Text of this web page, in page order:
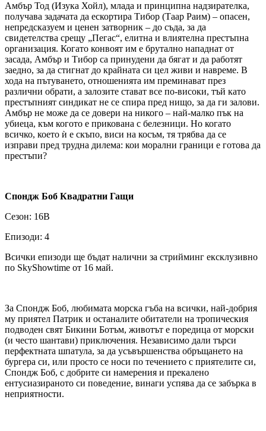
Амбър Тод (Изука Хойл), млада и принципна надзирателка,
получава задачата да ескортира Тибор (Таар Раим) – опасен,
непредсказуем и ценен затворник – до съда, за да
свидетелства срещу „Пегас“, елитна и влиятелна престъпна
организация. Когато конвоят им е брутално нападнат от
засада, Амбър и Тибор са принудени да бягат и да работят
заедно, за да стигнат до крайната си цел живи и навреме. В
хода на пътуването, отношенията им преминават през
различни обрати, а залозите стават все по-високи, тъй като
престъпният синдикат не се спира пред нищо, за да ги залови.
Амбър не може да се довери на никого – най-малко пък на
убиеца, към когото е прикована с белезници. Но когато
всичко, което ѝ е скъпо, виси на косъм, тя трябва да се
изправи пред трудна дилема: кои морални граници е готова да
престъпи?
Спондж Боб Квадратни Гащи
Сезон: 16В
Епизоди: 4
Всички епизоди ще бъдат налични за стрийминг ексклузивно
по SkyShowtime от 16 май.
За Спондж Боб, любимата морска гъба на всички, най-добрия
му приятел Патрик и останалите обитатели на тропическия
подводен свят Бикини Ботъм, животът е поредица от морски
(и често шантави) приключения. Независимо дали търси
перфектната шпатула, за да усъвършенства обръщането на
бургера си, или просто се носи по течението с приятелите си,
Спондж Боб, с добрите си намерения и прекалено
ентусиазираното си поведение, винаги успява да се забърка в
неприятности.